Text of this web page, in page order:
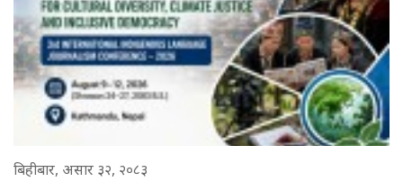
बिहीबार, असार ३२, २०८३